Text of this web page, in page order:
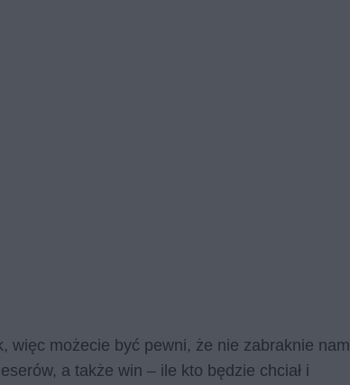
więc możecie być pewni, że nie zabraknie nam
a także win – ile kto będzie chciał i